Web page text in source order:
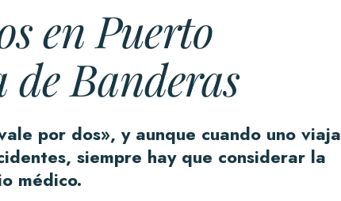
en Puerto
Banderas
por dos», y aunque cuando uno viaja
siempre hay que considerar la
médico.